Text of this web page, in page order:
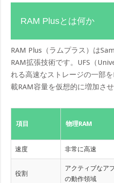
RAM Plusとは何か
RAM Plus（ラムプラス）は
RAM拡張技術です。UFS（
れる高速なストレージの一部
載RAM容量を仮想的に増加させ
項目 物理RAM
速度 非常に高速
役割
アクティブなア
の動作領域